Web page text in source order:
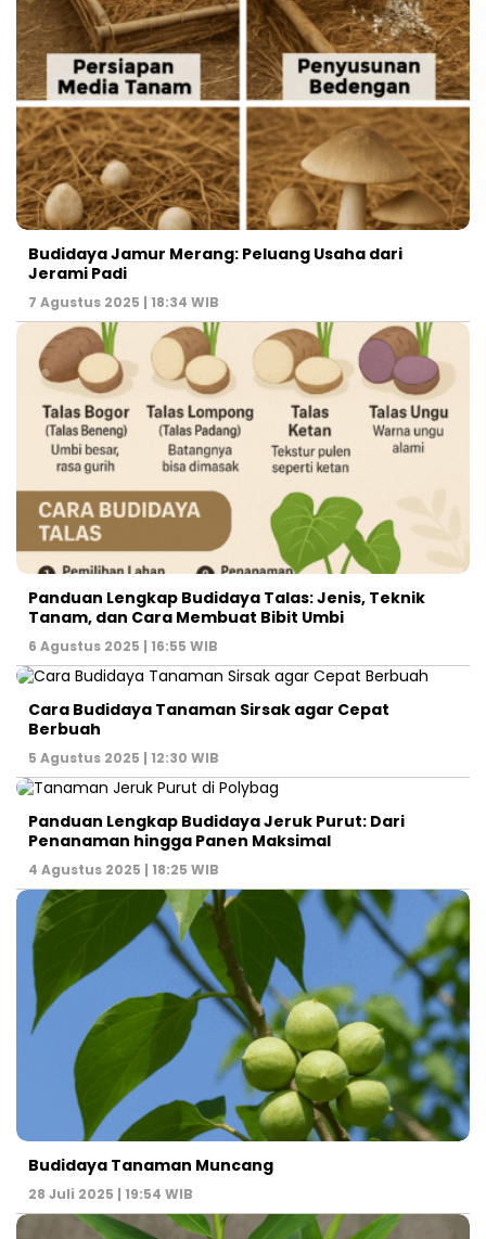
Budidaya Jamur Merang: Peluang Usaha dari
Jerami Padi
7 Agustus 2025 | 18:34 WIB
Panduan Lengkap Budidaya Talas: Jenis, Teknik
Tanam, dan Cara Membuat Bibit Umbi
6 Agustus 2025 | 16:55 WIB
Cara Budidaya Tanaman Sirsak agar Cepat
Berbuah
5 Agustus 2025 | 12:30 WIB
Panduan Lengkap Budidaya Jeruk Purut: Dari
Penanaman hingga Panen Maksimal
4 Agustus 2025 | 18:25 WIB
Budidaya Tanaman Muncang
28 Juli 2025 | 19:54 WIB